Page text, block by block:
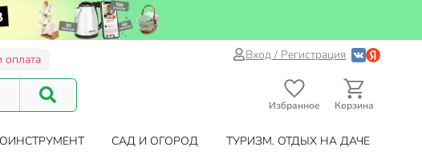
оплата Вход / Регистрация
Избранное Корзина
САД И ОГОРОД ТУРИЗМ. ОТДЫХ НА ДАЧЕ